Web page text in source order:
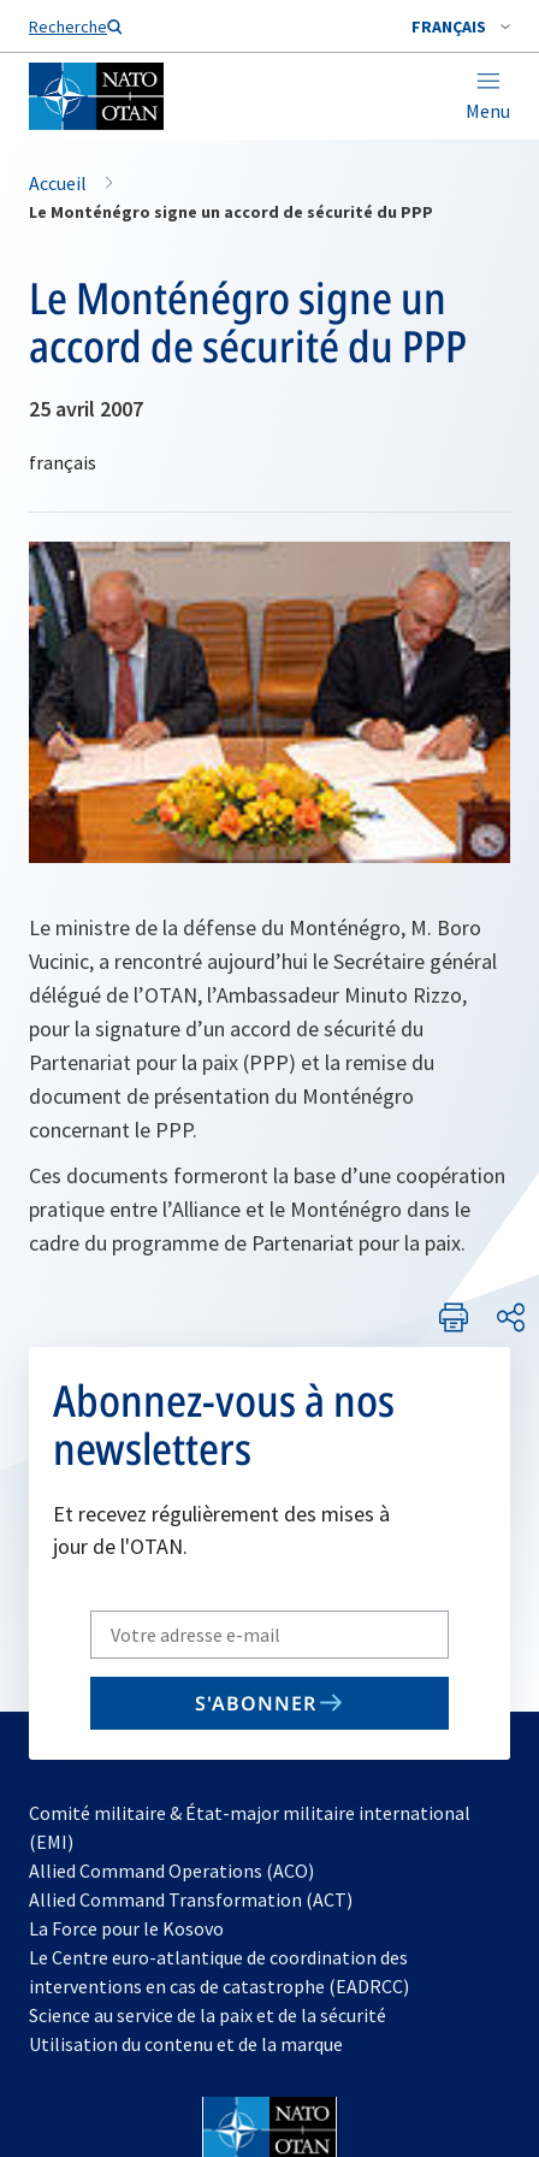
Recherche FRANÇAIS
Menu
Nom de famille*
Accueil
Le Monténégro signe un accord de sécurité du PPP
Le Monténégro signe un
accord de sécurité du PPP
25 avril 2007
Le ministre de la défense du Monténégro, M. Boro
Vucinic, a rencontré aujourd’hui le Secrétaire général
délégué de l’OTAN, l’Ambassadeur Minuto Rizzo,
pour la signature d’un accord de sécurité du
Partenariat pour la paix (PPP) et la remise du
document de présentation du Monténégro
concernant le PPP.
Ces documents formeront la base d’une coopération
pratique entre l’Alliance et le Monténégro dans le
cadre du programme de Partenariat pour la paix.
Abonnez-vous à nos
newsletters
Et recevez régulièrement des mises à
jour de l'OTAN.
Write
your
email
S'ABONNER
Comité militaire & État-major militaire international
(EMI)
Allied Command Operations (ACO)
dans
nouvel
onglet
Allied Command Transformation (ACT)
La Force pour le Kosovo
dans
un
nouvel
onglet
Le Centre euro-atlantique de coordination des
interventions en cas de catastrophe (EADRCC)
Science au service de la paix et de la sécurité
Utilisation du contenu et de la marque